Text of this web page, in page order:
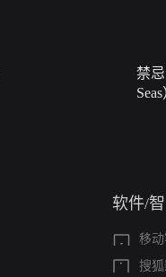
禁
Seas
软件/
移
搜